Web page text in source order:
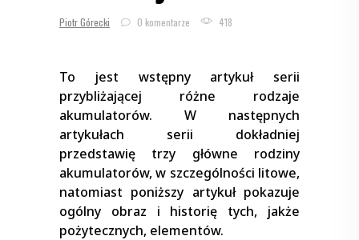
Piotr Górecki 0 komentarze 418
To jest wstępny artykuł serii
przybliżającej różne rodzaje
akumulatorów. W następnych
artykułach serii dokładniej
przedstawię trzy główne rodziny
akumulatorów, w szczególności litowe,
natomiast poniższy artykuł pokazuje
ogólny obraz i historię tych, jakże
pożytecznych, elementów.